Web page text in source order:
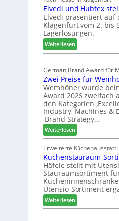
s
s
e
e
e
r
ö
r
t
e
t
Z
u
k
u
n
f
t
i
n
i
g
p
a
s
t
F
ü
h
r
u
n
g
a
n
Elvedi und Hubtex
Elvedi präsentiert auf
Klagenfurt vom 2. bis
Lagerlösungen.
Weiterlesen:
E
v
e
d
i
u
n
d
H
u
b
t
e
x
s
t
e
German Brand Award für
Zwei Preise für
Wemhöner wurde
Award 2026 zweifach
den Kategorien
Industry, Machines &
‚Brand Strategy…
Weiterlesen:
Z
w
e
i
P
r
e
i
s
Erweiterte
Küchenstauraum-
Häfele stellt mit
Stauraumsortiment
Utensio-Sortiment
Weiterlesen:
K